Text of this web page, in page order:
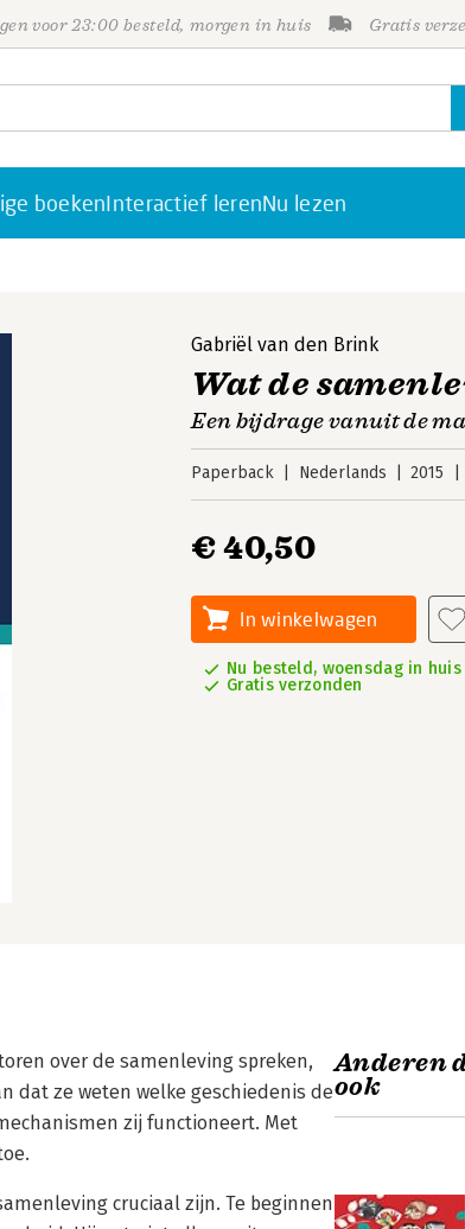
voor 23:00 besteld, morgen in huis Gratis
boekenInteractief lerenNu lezen
Gabriël van den Brink
Wat de
Een bijdrage vanuit de
Paperback Nederlands 2015
€ 40,50
In winkelwagen
Nu besteld, woensdag in huis
Gratis verzonden
over de samenleving spreken,
dat ze weten welke geschiedenis de
zij functioneert. Met
cruciaal zijn. Te beginnen
Anderen
ook